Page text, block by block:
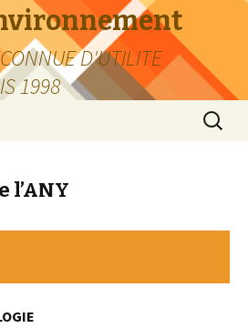
D'UTILITE
1998
l’ANY